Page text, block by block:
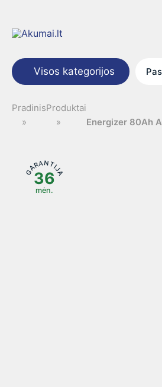
turinio
Visos kategorijos
PradinisProduktai
Energizer 80Ah
GARANTIJA
36
mėn.